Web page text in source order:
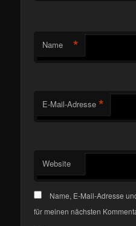
Name *
E-Mail-Adresse *
Website
Name, E-Mail-Adresse
für meinen nächsten